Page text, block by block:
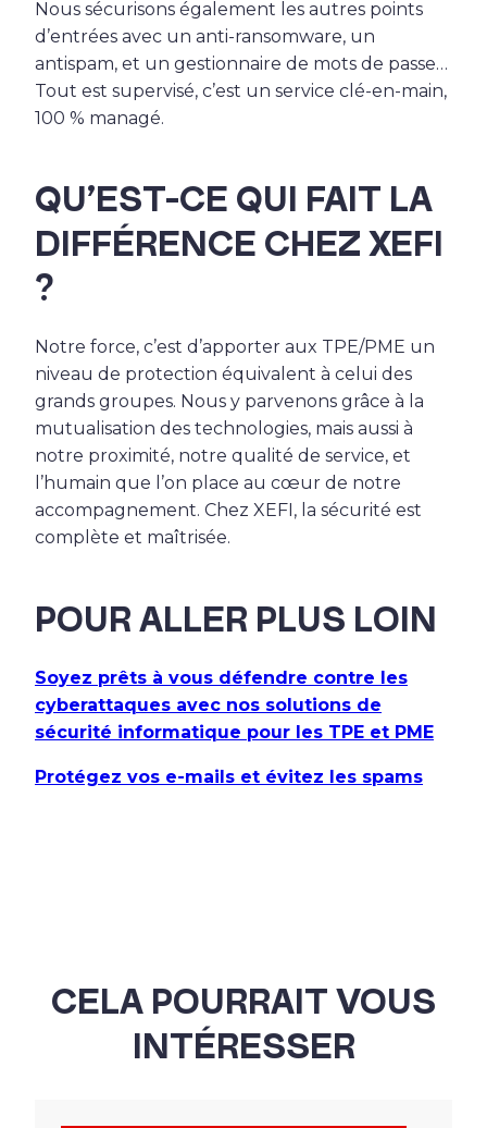
Nous sécurisons également les autres points
d’entrées avec un anti-ransomware, un
antispam, et un gestionnaire de mots de passe…
Tout est supervisé, c’est un service clé-en-main,
100 % managé.
QU’EST-CE QUI FAIT LA
DIFFÉRENCE CHEZ XEFI
?
Notre force, c’est d’apporter aux TPE/PME un
niveau de protection équivalent à celui des
grands groupes. Nous y parvenons grâce à la
mutualisation des technologies, mais aussi à
notre proximité, notre qualité de service, et
l’humain que l’on place au cœur de notre
accompagnement. Chez XEFI, la sécurité est
complète et maîtrisée.
POUR ALLER PLUS LOIN
Soyez prêts à vous défendre contre les
cyberattaques avec nos solutions de
sécurité informatique pour les TPE et PME
Protégez vos e-mails et évitez les spams
CELA POURRAIT VOUS
INTÉRESSER